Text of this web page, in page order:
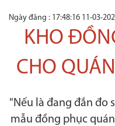
Ngày đăng : 17:48:16 11-03-
KHO
CHO
"Nếu là đang đắn đo
mẫu đồng phục